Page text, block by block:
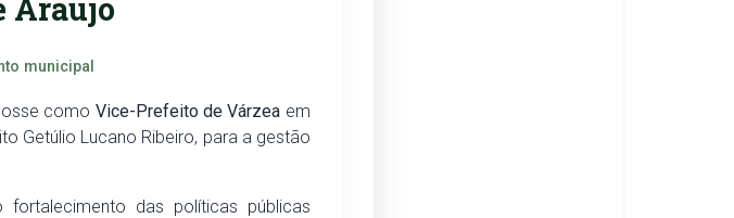
municipal
como Vice-Prefeito de Várzea em
Getúlio Lucano Ribeiro, para a gestão
das políticas públicas